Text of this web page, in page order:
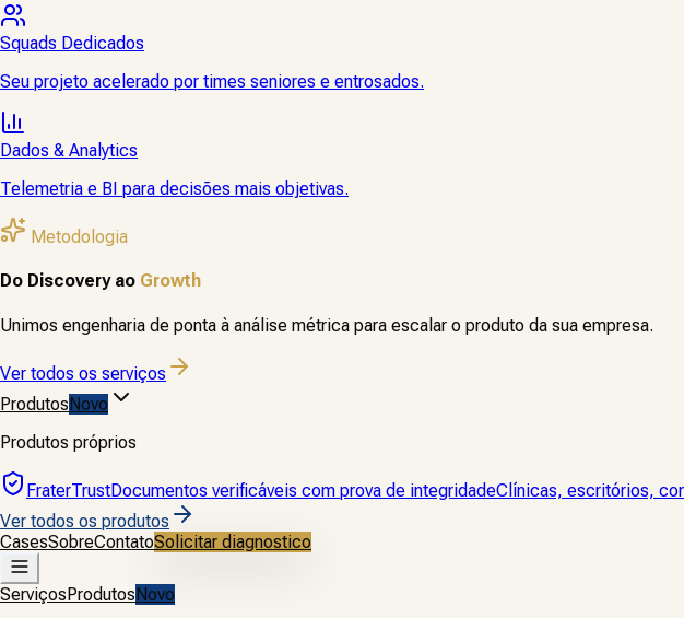
Squads Dedicados
Seu projeto acelerado por times seniores e entrosados.
Dados & Analytics
Telemetria e BI para decisões mais objetivas.
Metodologia
Do Discovery ao Growth
Unimos engenharia de ponta à análise métrica para escalar o produto da sua empresa.
Ver todos os serviços
ProdutosNovo
Produtos próprios
FraterTrustDocumentos verificáveis com prova de integridadeClínicas, escritórios,
Ver todos os produtos
CasesSobreContatoSolicitar diagnostico
ServiçosProdutosNovo